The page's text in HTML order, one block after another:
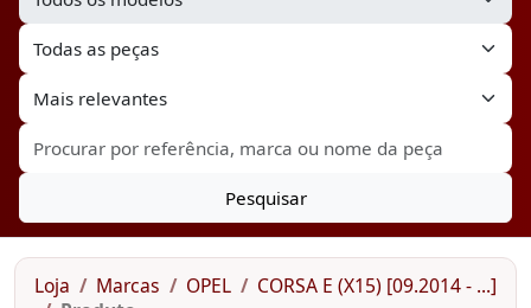
Pesquisar
Loja Marcas OPEL
CORSA E (X15) [09.2014 - ...]